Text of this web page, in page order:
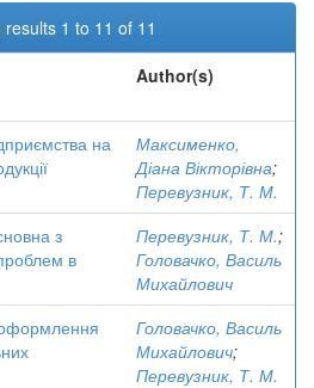
results 1 to 11 of 11
Author(s)
на
Максименко,
Діана Вікторівна;
Перевузник, Т. М.
з
в
Перевузник, Т. М.;
Головачко, Василь
Михайлович
Головачко, Василь
Михайлович;
Перевузник, Т. М.